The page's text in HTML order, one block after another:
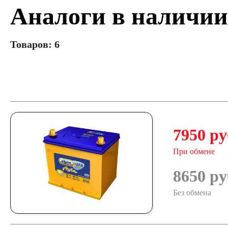
Аналоги в наличии
Товаров: 6
7950
При обмене
8650
Без обмена